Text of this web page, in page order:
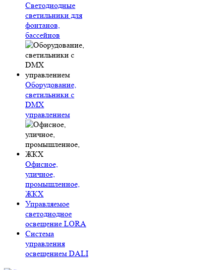
Светодиодные
светильники для
фонтанов,
бассейнов
Оборудование,
светильники с
DMX
управлением
Офисное,
уличное,
промышленное,
ЖКХ
Управляемое
светодиодное
освещение LORA
Система
управления
освещением DALI